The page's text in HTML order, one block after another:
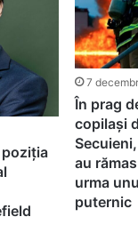
7
În prag
copilași
au
urma
puternic